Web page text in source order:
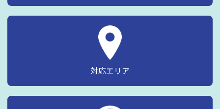
対応エリア